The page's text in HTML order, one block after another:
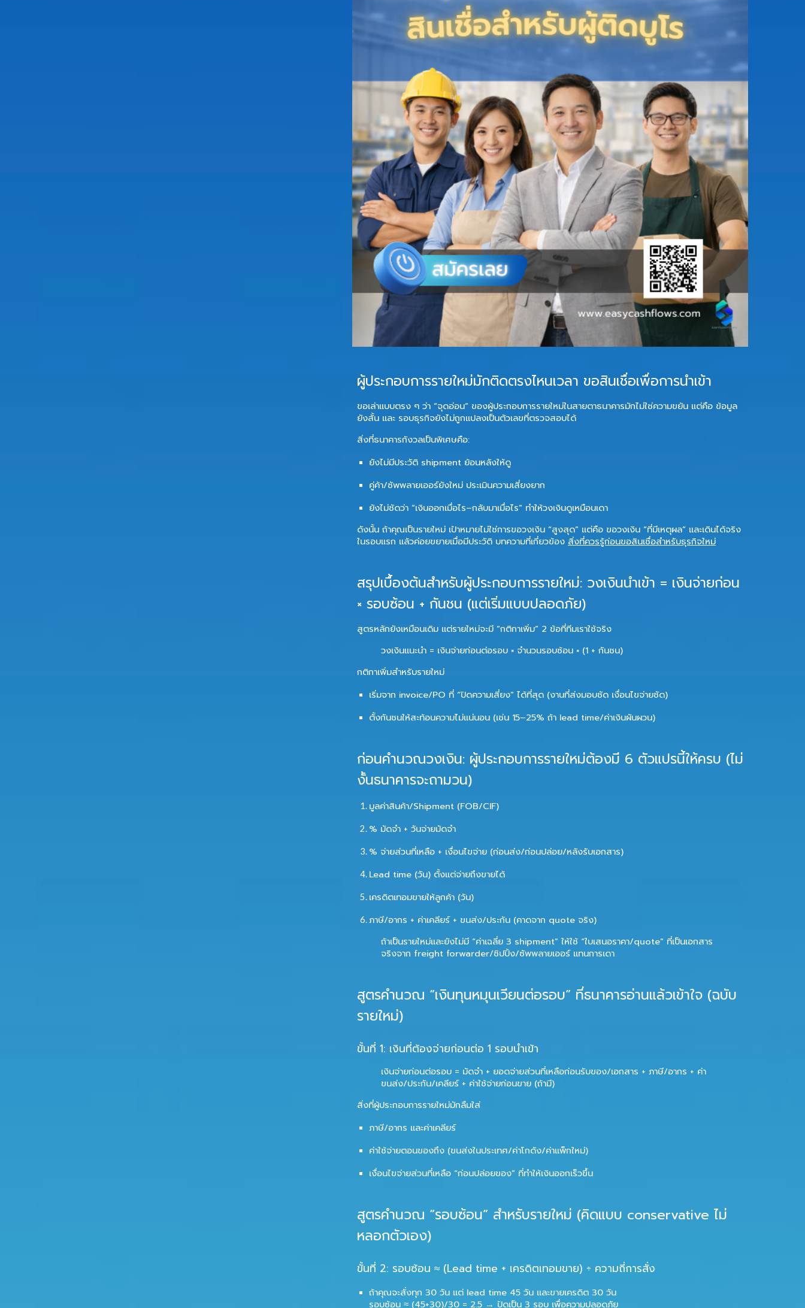
ผู้ประกอบการรายใหม่มักติดตรงไหนเวลา ขอสินเชื่อเพื่อการนำเข้า
ขอเล่าแบบตรง ๆ ว่า “จุดอ่อน” ของผู้ประกอบการรายใหม่ในสายตาธนาคารมักไม่ใช่ความขยัน แต่คือ ข้อมูล
ยังสั้น และ รอบธุรกิจยังไม่ถูกแปลงเป็นตัวเลขที่ตรวจสอบได้
สิ่งที่ธนาคารกังวลเป็นพิเศษคือ:
ยังไม่มีประวัติ shipment ย้อนหลังให้ดู
คู่ค้า/ซัพพลายเออร์ยังใหม่ ประเมินความเสี่ยงยาก
ยังไม่ชัดว่า “เงินออกเมื่อไร–กลับมาเมื่อไร” ทำให้วงเงินดูเหมือนเดา
ดังนั้น ถ้าคุณเป็นรายใหม่ เป้าหมายไม่ใช่การขอวงเงิน “สูงสุด” แต่คือ ขอวงเงิน “ที่มีเหตุผล” และเดินได้จริง
ในรอบแรก แล้วค่อยขยายเมื่อมีประวัติ บทความที่เกี่ยวข้อง สิ่งที่ควรรู้ก่อนขอสินเชื่อสำหรับธุรกิจใหม่
สรุปเบื้องต้นสำหรับผู้ประกอบการรายใหม่: วงเงินนำเข้า = เงินจ่ายก่อน
× รอบซ้อน + กันชน (แต่เริ่มแบบปลอดภัย)
สูตรหลักยังเหมือนเดิม แต่รายใหม่จะมี “กติกาเพิ่ม” 2 ข้อที่ทีมเราใช้จริง
วงเงินแนะนำ = เงินจ่ายก่อนต่อรอบ × จำนวนรอบซ้อน × (1 + กันชน)
กติกาเพิ่มสำหรับรายใหม่
เริ่มจาก invoice/PO ที่ “ปิดความเสี่ยง” ได้ที่สุด (งานที่ส่งมอบชัด เงื่อนไขจ่ายชัด)
ตั้งกันชนให้สะท้อนความไม่แน่นอน (เช่น 15–25% ถ้า lead time/ค่าเงินผันผวน)
ก่อนคำนวณวงเงิน: ผู้ประกอบการรายใหม่ต้องมี 6 ตัวแปรนี้ให้ครบ (ไม่
งั้นธนาคารจะถามวน)
มูลค่าสินค้า/Shipment (FOB/CIF)
% มัดจำ + วันจ่ายมัดจำ
% จ่ายส่วนที่เหลือ + เงื่อนไขจ่าย (ก่อนส่ง/ก่อนปล่อย/หลังรับเอกสาร)
Lead time (วัน) ตั้งแต่จ่ายถึงขายได้
เครดิตเทอมขายให้ลูกค้า (วัน)
ภาษี/อากร + ค่าเคลียร์ + ขนส่ง/ประกัน (คาดจาก quote จริง)
ถ้าเป็นรายใหม่และยังไม่มี “ค่าเฉลี่ย 3 shipment” ให้ใช้ “ใบเสนอราคา/quote” ที่เป็นเอกสาร
จริงจาก freight forwarder/ชิปปิ้ง/ซัพพลายเออร์ แทนการเดา
สูตรคำนวณ “เงินทุนหมุนเวียนต่อรอบ” ที่ธนาคารอ่านแล้วเข้าใจ (ฉบับ
รายใหม่)
ขั้นที่ 1: เงินที่ต้องจ่ายก่อนต่อ 1 รอบนำเข้า
เงินจ่ายก่อนต่อรอบ = มัดจำ + ยอดจ่ายส่วนที่เหลือก่อนรับของ/เอกสาร + ภาษี/อากร + ค่า
ขนส่ง/ประกัน/เคลียร์ + ค่าใช้จ่ายก่อนขาย (ถ้ามี)
สิ่งที่ผู้ประกอบการรายใหม่มักลืมใส่
ภาษี/อากร และค่าเคลียร์
ค่าใช้จ่ายตอนของถึง (ขนส่งในประเทศ/ค่าโกดัง/ค่าแพ็กใหม่)
เงื่อนไขจ่ายส่วนที่เหลือ “ก่อนปล่อยของ” ที่ทำให้เงินออกเร็วขึ้น
สูตรคำนวณ “รอบซ้อน” สำหรับรายใหม่ (คิดแบบ conservative ไม่
หลอกตัวเอง)
ขั้นที่ 2: รอบซ้อน ≈ (Lead time + เครดิตเทอมขาย) ÷ ความถี่การสั่ง
ถ้าคุณจะสั่งทุก 30 วัน แต่ lead time 45 วัน และขายเครดิต 30 วัน
รอบซ้อน ≈ (45+30)/30 = 2.5 → ปัดเป็น3 รอบ เพื่อความปลอดภัย